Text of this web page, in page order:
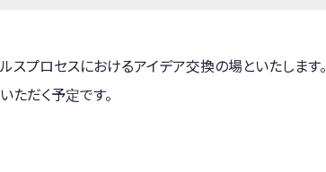
プロセスにおけるアイデア交換の場といたします。
だく予定です。